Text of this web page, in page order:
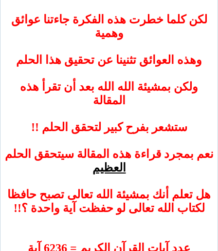
كلما خطرت هذه الفكرة جاءتنا عوائق
وهمية
العوائق تثنينا عن تحقيق هذا الحلم
بمشيئة الله الله بعد أن تقرأ هذه
المقالة
ستشعر بفرح كبير لتحقق الحلم !!
قراءة هذه المقالة سيتحقق الحلم
العظيم
أنك بمشيئة الله تعالى تصبح حافظا
الله تعالى لو حفظت آية واحدة ؟!!
عدد آيات القرآن الكريم = 6236 آية